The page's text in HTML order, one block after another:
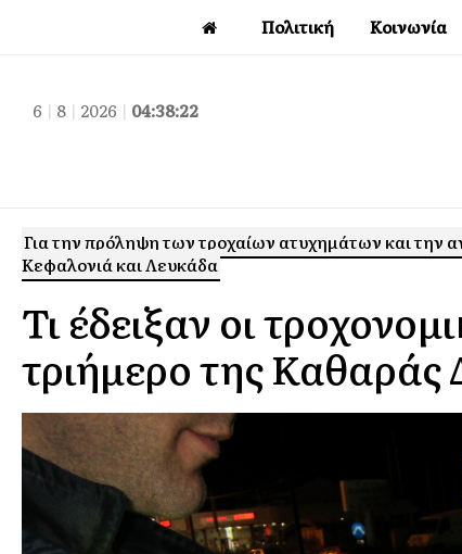
Πολιτική Κοινωνία
6 | 8 | 2026 | 04:38:23
Για την πρόληψη των τροχαίων ατυχημάτων και
Κεφαλονιά και Λευκάδα
Τι έδειξαν οι
τριήμερο της Καθαράς